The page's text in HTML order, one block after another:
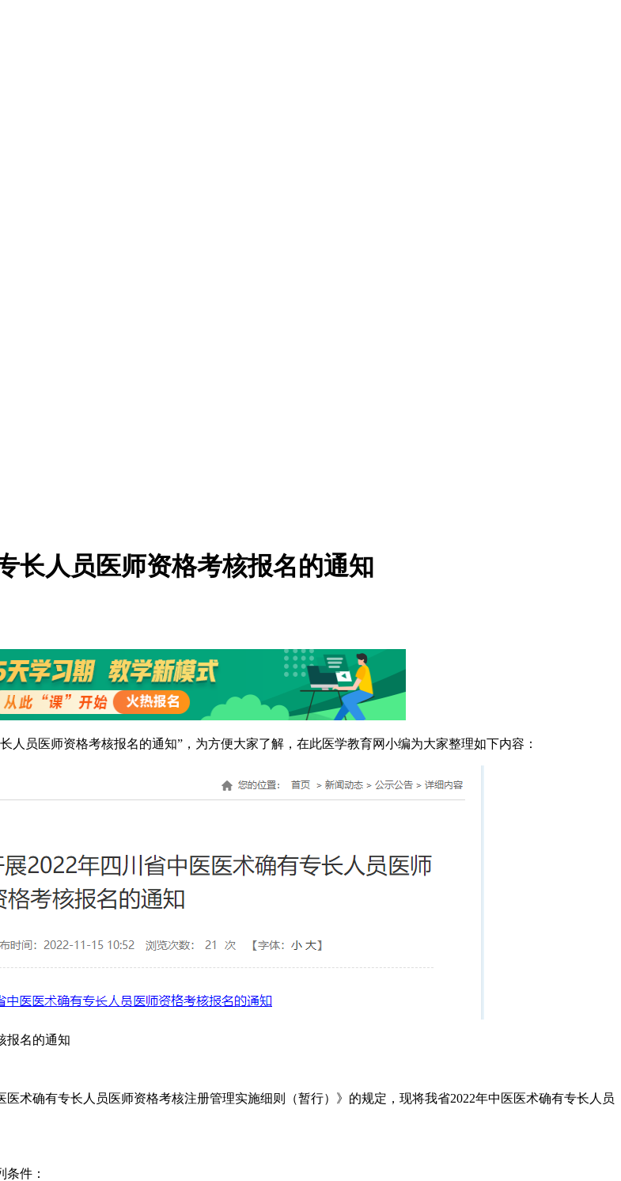
长人员医师资格考核报名的通知
员医师资格考核报名的通知”，为方便大家了解，在此医学教育网小编为大家整理如下内容：
报名的通知
术确有专长人员医师资格考核注册管理实施细则（暂行）》的规定，现将我省2022年中医医术确有专长人员
件：